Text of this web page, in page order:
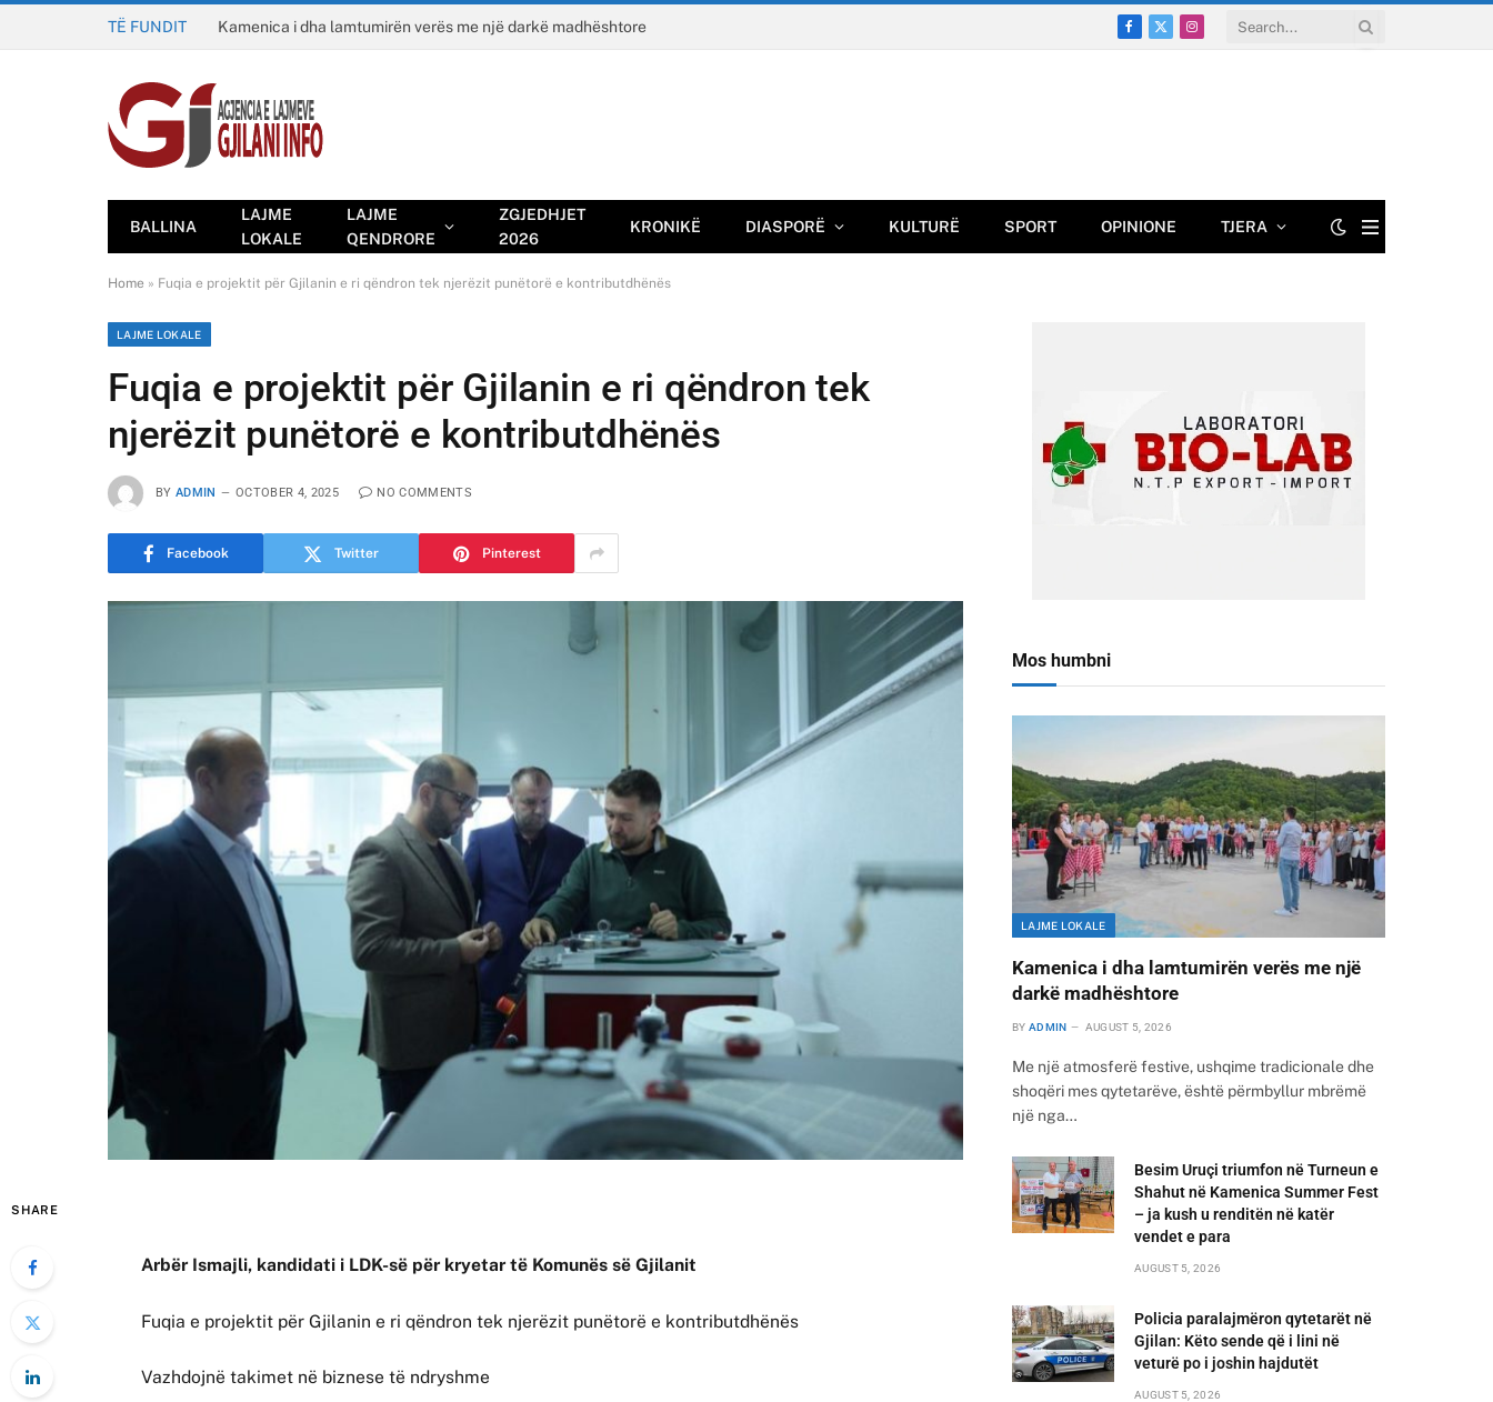
TË FUNDIT Kamenica i dha lamtumirën verës me një darkë madhështore
Facebook
X
Instagram
BALLINA
LAJME
LOKALE
LAJME
QENDRORE
ZGJEDHJET
2026
KRONIKË DIASPORË KULTURË SPORT OPINIONE TJERA
Home » Fuqia e projektit për Gjilanin e ri qëndron tek njerëzit punëtorë e kontributdhënës
LAJME LOKALE
Fuqia e projektit për Gjilanin e ri qëndron tek
njerëzit punëtorë e kontributdhënës
BY ADMIN OCTOBER 4, 2025 NO COMMENTS
Facebook Twitter Pinterest
SHARE
Arbër Ismajli, kandidati i LDK-së për kryetar të Komunës së Gjilanit
Fuqia e projektit për Gjilanin e ri qëndron tek njerëzit punëtorë e kontributdhënës
Vazhdojnë takimet në biznese të ndryshme
Mos humbni
LAJME LOKALE
Kamenica i dha lamtumirën verës me një
darkë madhështore
BY ADMIN AUGUST 5, 2026
Me një atmosferë festive, ushqime tradicionale dhe
shoqëri mes qytetarëve, është përmbyllur mbrëmë
një nga…
Besim Uruçi triumfon në Turneun e
Shahut në Kamenica Summer Fest
– ja kush u renditën në katër
vendet e para
AUGUST 5, 2026
Policia paralajmëron qytetarët në
Gjilan: Këto sende që i lini në
veturë po i joshin hajdutët
AUGUST 5, 2026